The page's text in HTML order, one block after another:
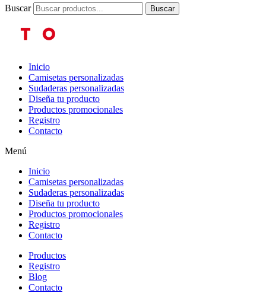
Buscar Buscar
Inicio
Camisetas personalizadas
Sudaderas personalizadas
Diseña tu producto
Productos promocionales
Registro
Contacto
Menú
Inicio
Camisetas personalizadas
Sudaderas personalizadas
Diseña tu producto
Productos promocionales
Registro
Contacto
Productos
Registro
Blog
Contacto